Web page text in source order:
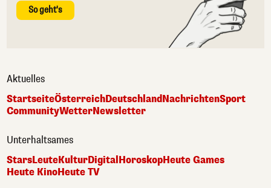
So geht's
Aktuelles
StartseiteÖsterreichDeutschlandNachrichtenSport
CommunityWetterNewsletter
Unterhaltsames
StarsLeuteKulturDigital HoroskopHeute Games
Heute KinoHeute TV